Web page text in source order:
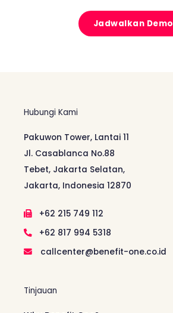
Jadwalkan Demo
Hubungi Kami
Pakuwon Tower, Lantai 11
Jl. Casablanca No.88
Tebet, Jakarta Selatan,
Jakarta, Indonesia 12870
+62 215 749 112
+62 817 994 5318
callcenter@benefit-one.co.id
Tinjauan